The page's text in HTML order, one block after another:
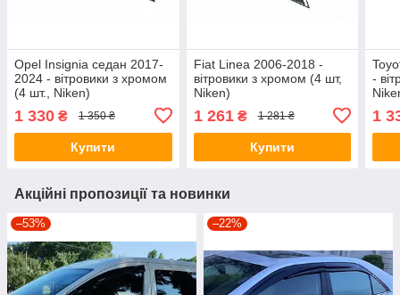
Opel Insignia седан 2017-
2024 - вітровики з хромом
(4 шт., Niken)
1 330 ₴ 1 350 ₴
Купити
Fiat Linea 2006-2018 -
вітровики з хромом (4 шт,
Niken)
1 261₴ 1 281 ₴
Купити
-
1
Акційні пропозиції та новинки
–53% –22%